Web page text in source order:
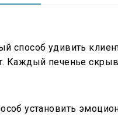
способ удивить
Каждый печенье
установить